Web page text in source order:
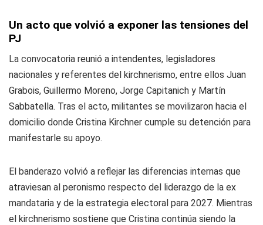
Un acto que volvió a exponer las tensiones del
PJ
La convocatoria reunió a intendentes, legisladores
nacionales y referentes del kirchnerismo, entre ellos Juan
Grabois, Guillermo Moreno, Jorge Capitanich y Martín
Sabbatella. Tras el acto, militantes se movilizaron hacia el
domicilio donde Cristina Kirchner cumple su detención para
manifestarle su apoyo.
El banderazo volvió a reflejar las diferencias internas que
atraviesan al peronismo respecto del liderazgo de la ex
mandataria y de la estrategia electoral para 2027. Mientras
el kirchnerismo sostiene que Cristina continúa siendo la